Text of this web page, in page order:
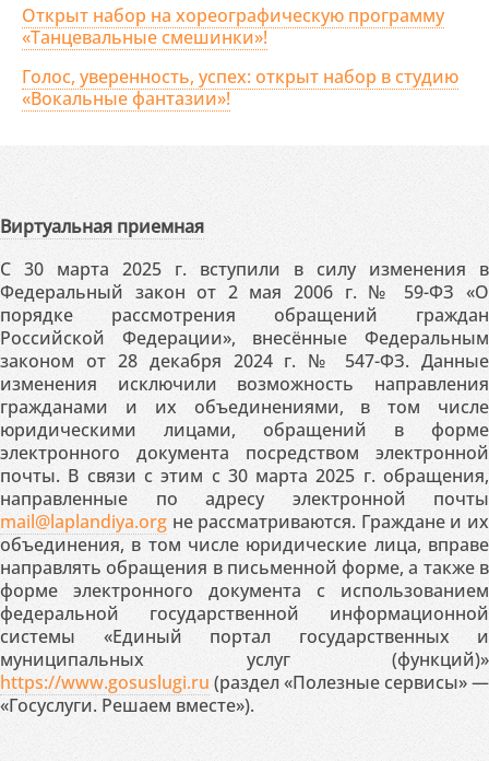
Открыт набор на хореографическую программу
«Танцевальные смешинки»!
Голос, уверенность, успех: открыт набор в студию
«Вокальные фантазии»!
Виртуальная приемная
С 30 марта 2025 г. вступили в силу изменения в
Федеральный закон от 2 мая 2006 г. № 59-ФЗ «О
порядке рассмотрения обращений граждан
Российской Федерации», внесённые Федеральным
законом от 28 декабря 2024 г. № 547-ФЗ. Данные
изменения исключили возможность направления
гражданами и их объединениями, в том числе
юридическими лицами, обращений в форме
электронного документа посредством электронной
почты. В связи с этим с 30 марта 2025 г. обращения,
направленные по адресу электронной почты
mail@laplandiya.org не рассматриваются. Граждане и их
объединения, в том числе юридические лица, вправе
направлять обращения в письменной форме, а также в
форме электронного документа с использованием
федеральной государственной информационной
системы «Единый портал государственных и
муниципальных услуг (функций)»
https://www.gosuslugi.ru (раздел «Полезные сервисы» —
«Госуслуги. Решаем вместе»).